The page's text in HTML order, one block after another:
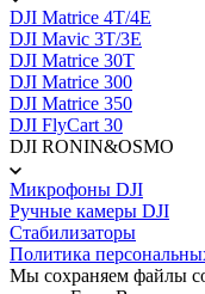
DJI Matrice 4T/4E
DJI Mavic 3T/3E
DJI Matrice 30T
DJI Matrice 300
DJI Matrice 350
DJI FlyCart 30
DJI RONIN&OSMO
Микрофоны DJI
Ручные камеры DJI
Стабилизаторы
Политика
Мы сохраняем файлы